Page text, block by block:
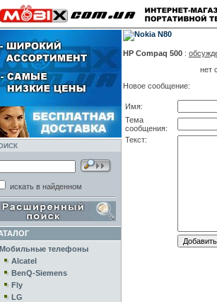
искать в найденном
Мобильные телефоны
Alcatel
BenQ-Siemens
Fly
LG
HP Compaq 500 :
нет
Новое сообщение:
Имя:
Тема
сообщения:
Текст: